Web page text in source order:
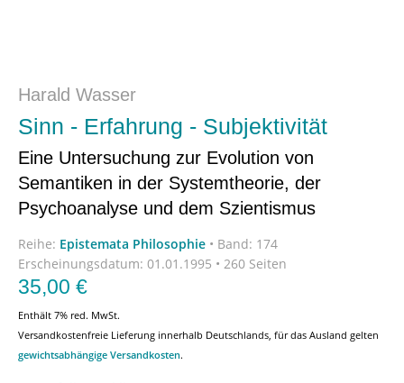
Harald Wasser
Sinn - Erfahrung - Subjektivität
Eine Untersuchung zur Evolution von
Semantiken in der Systemtheorie, der
Psychoanalyse und dem Szientismus
Reihe: Epistemata Philosophie • Band: 174
Erscheinungsdatum: 01.01.1995 • 260 Seiten
35,00 €
Enthält 7% red. MwSt.
Versandkostenfreie Lieferung innerhalb Deutschlands, für das Ausland gelten
gewichtsabhängige Versandkosten.